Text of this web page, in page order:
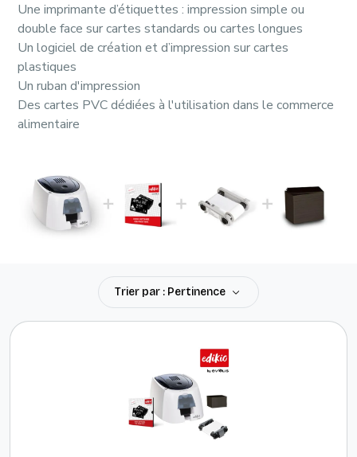
Une imprimante d’étiquettes : impression simple ou
double face sur cartes standards ou cartes longues
Un logiciel de création et d’impression sur cartes
plastiques
Un ruban d'impression
Des cartes PVC dédiées à l'utilisation dans le commerce
alimentaire
Trier par : Pertinence